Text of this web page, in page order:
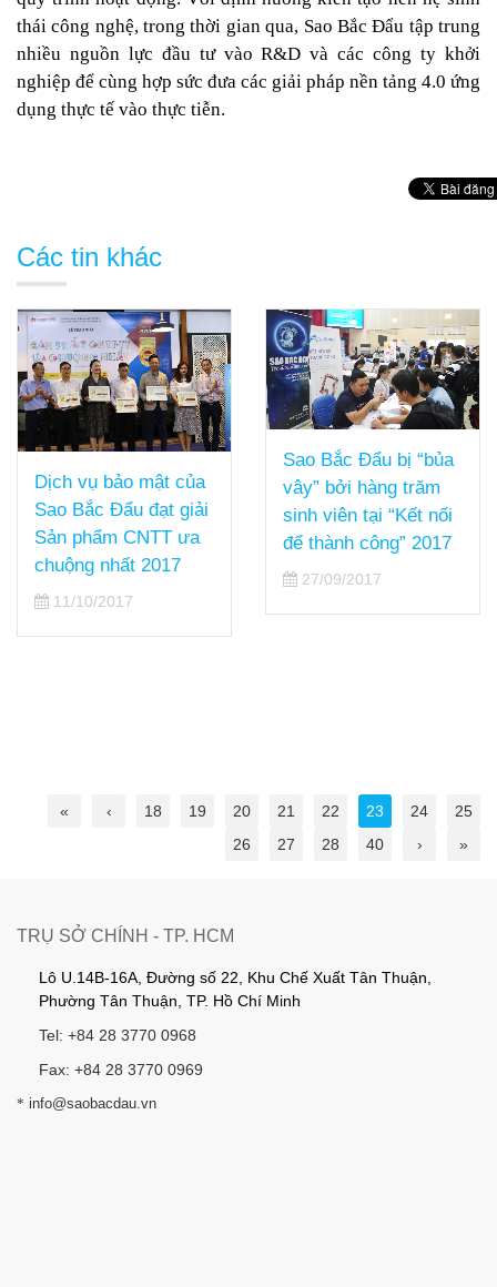
thái công nghệ, trong thời gian qua, Sao Bắc Đẩu tập trung
nhiều nguồn lực đầu tư vào R&D và các công ty khởi
nghiệp để cùng hợp sức đưa các giải pháp nền tảng 4.0 ứng
dụng thực tế vào thực tiễn.
Các tin khác
Dịch vụ bảo mật của
Sao Bắc Đẩu đạt giải
Sản phẩm CNTT ưa
chuộng nhất 2017
11/10/2017
Sao Bắc Đẩu bị “bủa
vây” bởi hàng trăm
sinh viên tại “Kết nối
để thành công” 2017
27/09/2017
« ‹ 18 19 20 21 22 23 24
25
26
27 28 40 › »
TRỤ SỞ CHÍNH - TP. HCM
Lô U.14B-16A, Đường số 22, Khu Chế Xuất Tân Thuận,
Phường Tân Thuận, TP. Hồ Chí Minh
Tel: +84 28 3770 0968
Fax: +84 28 3770 0969
* info@saobacdau.vn